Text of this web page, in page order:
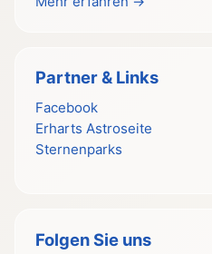
Partner & Links
Facebook
Erharts Astroseite
Sternenparks
Folgen Sie uns